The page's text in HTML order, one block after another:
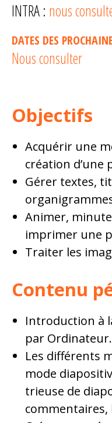
INTRA : nous
DATES DES
Nous consulter
Objectifs
Acquérir une
création d’une
Gérer textes,
Animer,
imprimer une
Traiter les
Contenu
Introduction à
par Ordinateur.
Les différents
mode
trieuse de
commentaires,